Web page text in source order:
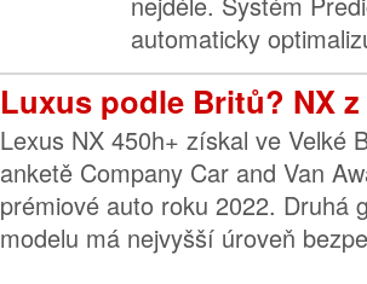
automaticky
Luxus podle Britů? NX
Lexus NX 450h+ získal ve Velké
anketě Company Car and Van
prémiové auto roku 2022. Druhá
modelu má nejvyšší úroveň